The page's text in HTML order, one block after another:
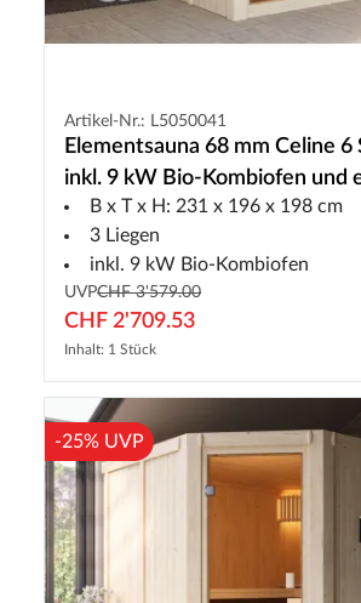
Artikel-Nr.: L5050041
Elementsauna 68 mm Celine 6
inkl. 9 kW Bio-Kombiofen und
Steuerung
B x T x H: 231 x 196 x 198 cm
3 Liegen
inkl. 9 kW Bio-Kombiofen
UVPCHF 3'579.00
CHF 2'709.53
Inhalt: 1 Stück
-25% UVP